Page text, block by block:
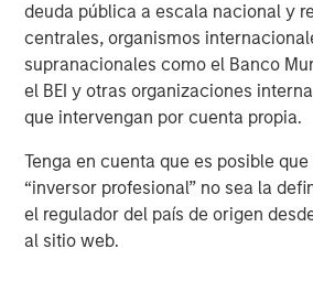
deuda pública a escala nacional y
centrales, organismos
supranacionales como el Banco
el BEI y otras organizaciones
que intervengan por cuenta propia.
Tenga en cuenta que es posible
“inversor profesional” no sea la
el regulador del país de origen
al sitio web.